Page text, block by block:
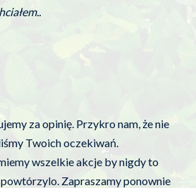
za opinię. Przykro nam, że nie
Twoich oczekiwań.
wszelkie akcje by nigdy to
powtórzylo. Zapraszamy ponownie